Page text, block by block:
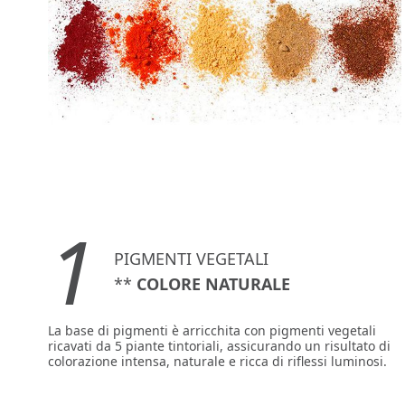
1
PIGMENTI VEGETALI
** COLORE NATURALE
La base di pigmenti è arricchita con pigmenti vegetali
ricavati da 5 piante tintoriali, assicurando un risultato di
colorazione intensa, naturale e ricca di riflessi luminosi.